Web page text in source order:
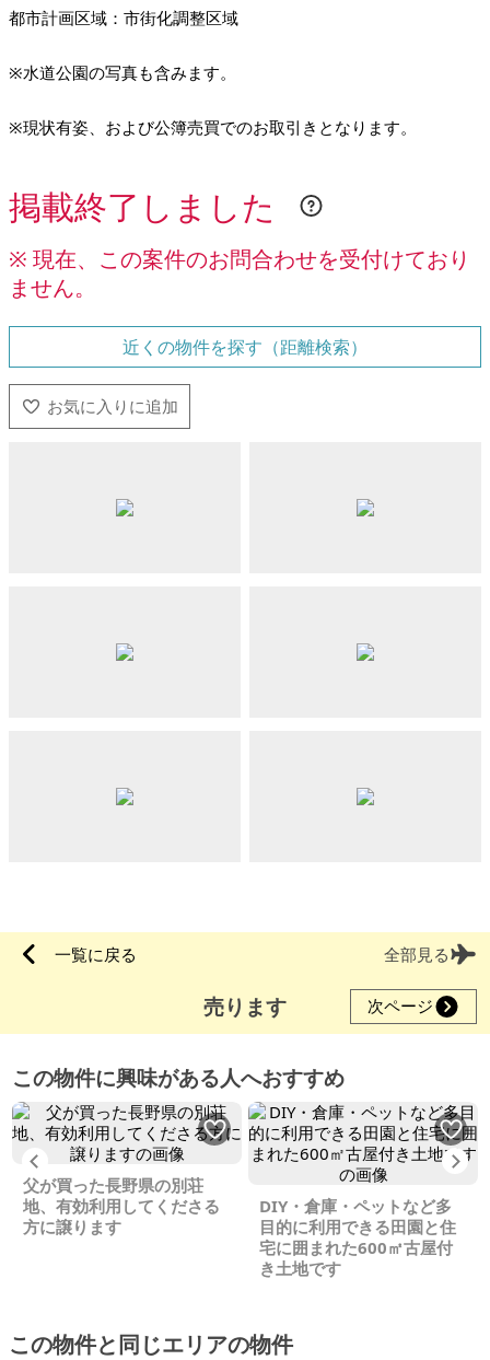
都市計画区域：市街化調整区域
※水道公園の写真も含みます。
※現状有姿、および公簿売買でのお取引きとなります。
掲載終了しました
※ 現在、この案件のお問合わせを受付けており
ません。
近くの物件を探す（距離検索）
一覧に戻る 全部見る
売ります 次ページ
この物件に興味がある人へおすすめ
Previous
父が買った長野県の別荘
地、有効利用してくださる
方に譲ります
DIY・倉庫・ペットなど多
目的に利用できる田園と住
宅に囲まれた600㎡古屋付
き土地です
この物件と同じエリアの物件